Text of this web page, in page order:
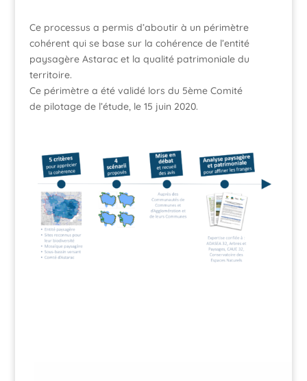
Ce processus a permis d’aboutir à un périmètre
cohérent qui se base sur la cohérence de l’entité
paysagère Astarac et la qualité patrimoniale du
territoire.
Ce périmètre a été validé lors du 5ème Comité
de pilotage de l’étude, le 15 juin 2020.